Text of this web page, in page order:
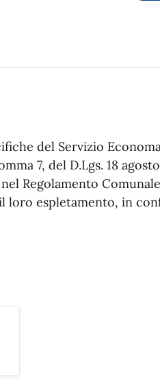
del Servizio
7, del D.Lgs. 18
Regolamento
loro espletamento, in